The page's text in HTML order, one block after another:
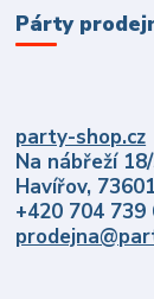
Párty
party-shop.cz
Na nábřeží
Havířov, 73601
+420 704 739